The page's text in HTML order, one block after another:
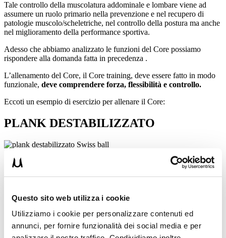
Questo sito web utilizza i cookie
Utilizziamo i cookie per personalizzare contenuti ed
annunci, per fornire funzionalità dei social media e per
Tale controllo della muscolatura addominale e lombare viene ad
assumere un ruolo primario nella prevenzione e nel recupero di
patologie muscolo/scheletriche, nel controllo della postura ma anche
nel miglioramento della performance sportiva.
Adesso che abbiamo analizzato le funzioni del Core possiamo
rispondere alla domanda fatta in precedenza .
L’allenamento del Core, il Core training, deve essere fatto in modo
funzionale, deve comprendere forza, flessibilità e controllo.
Eccoti un esempio di esercizio per allenare il Core:
PLANK DESTABILIZZATO
In questo esercizio mantieni il corpo rigido come un asse di legno
Eseguire questo tipo di plank
richiede un grosso impegno di tutta la muscolatura che fa parte del
L’instabilità della palla ti obbliga a una contrazione massiccia di
addominali e glutei in primis per rimanere stabile senza tremare